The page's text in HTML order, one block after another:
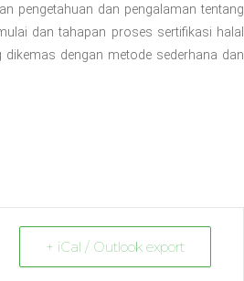
pengetahuan dan pengalaman tentang
dan tahapan proses sertifikasi halal
dengan metode sederhana dan
+ iCal / Outlook export